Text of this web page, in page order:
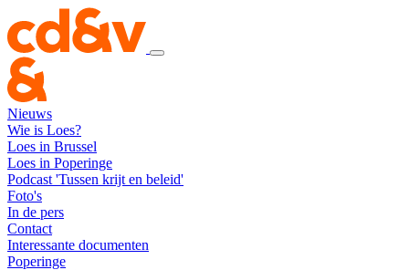
Nieuws
Wie is Loes?
Loes in Brussel
Loes in Poperinge
Podcast 'Tussen krijt en beleid'
Foto's
In de pers
Contact
Interessante documenten
Poperinge